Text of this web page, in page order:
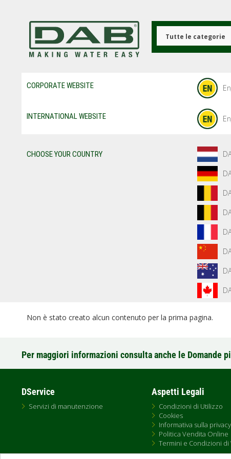
contenuto
Tutte le categorie
CORPORATE WEBSITE
INTERNATIONAL WEBSITE
CHOOSE YOUR COUNTRY
Non è stato creato alcun contenuto per la prima pagina.
Per maggiori informazioni consulta anche le Domande
DService
Servizi di manutenzione
Aspetti Legali
Condizioni di Utilizzo
Cookies
Informativa sulla privacy
Politica Vendita Online
Termini e Condizioni di